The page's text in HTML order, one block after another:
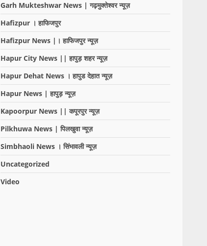
Garh Mukteshwar News | गढ़मुक्तेश्वर न्यूज़
Hafizpur । हाफिजपुर
Hafizpur News |। हाफिजपुर न्यूज़
Hapur City News || हापुड़ शहर न्यूज़
Hapur Dehat News । हापुड देहात न्यूज़
Hapur News | हापुड़ न्यूज़
Kapoorpur News || कपूरपुर न्यूज़
Pilkhuwa News | पिलखुवा न्यूज़
Simbhaoli News । सिंभावली न्यूज़
Uncategorized
Video